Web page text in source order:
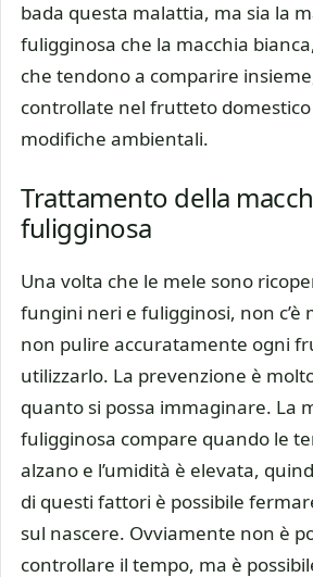
bada questa malattia, ma sia la
fuligginosa che la macchia
che tendono a comparire
controllate nel frutteto
modifiche ambientali.
Trattamento della
fuligginosa
Una volta che le mele sono
fungini neri e fuligginosi, non c’è
non pulire accuratamente ogni
utilizzarlo. La prevenzione è
quanto si possa immaginare. La
fuligginosa compare quando le
alzano e l’umidità è elevata,
di questi fattori è possibile
sul nascere. Ovviamente non è
controllare il tempo, ma è